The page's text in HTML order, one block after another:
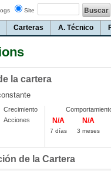
Site
Carteras A. Técnico
la cartera
Crecimiento
Acciones N/A
7 días
N/A
3 meses
de la Cartera